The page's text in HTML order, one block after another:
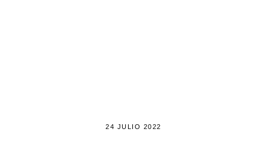
24 JULIO 2022